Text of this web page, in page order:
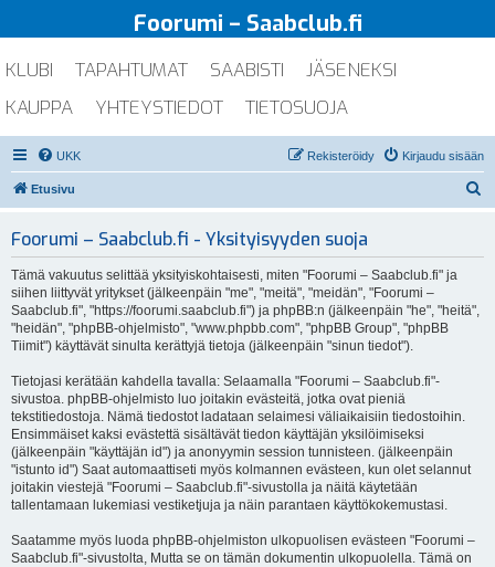
Foorumi – Saabclub.fi
KLUBI TAPAHTUMAT SAABISTI
JÄSENEKSI
KAUPPA
YHTEYSTIEDOT TIETOSUOJA
UKK Kirjaudu sisään
Rekisteröidy
Etusivu
Foorumi – Saabclub.fi - Yksityisyyden suoja
Tämä vakuutus selittää yksityiskohtaisesti, miten "Foorumi – Saabclub.fi" ja
siihen liittyvät yritykset (jälkeenpäin "me", "meitä", "meidän", "Foorumi –
Saabclub.fi", "https://foorumi.saabclub.fi") ja phpBB:n (jälkeenpäin "he", "heitä",
"heidän", "phpBB-ohjelmisto", "www.phpbb.com", "phpBB Group", "phpBB
Tiimit") käyttävät sinulta kerättyjä tietoja (jälkeenpäin "sinun tiedot").
Tietojasi kerätään kahdella tavalla: Selaamalla "Foorumi – Saabclub.fi"-
sivustoa. phpBB-ohjelmisto luo joitakin evästeitä, jotka ovat pieniä
tekstitiedostoja. Nämä tiedostot ladataan selaimesi väliaikaisiin tiedostoihin.
Ensimmäiset kaksi evästettä sisältävät tiedon käyttäjän yksilöimiseksi
(jälkeenpäin "käyttäjän id") ja anonyymin session tunnisteen. (jälkeenpäin
"istunto id") Saat automaattiseti myös kolmannen evästeen, kun olet selannut
joitakin viestejä "Foorumi – Saabclub.fi"-sivustolla ja näitä käytetään
tallentamaan lukemiasi vestiketjuja ja näin parantaen käyttökokemustasi.
Saatamme myös luoda phpBB-ohjelmiston ulkopuolisen evästeen "Foorumi –
Saabclub.fi"-sivustolta, Mutta se on tämän dokumentin ulkopuolella. Tämä on